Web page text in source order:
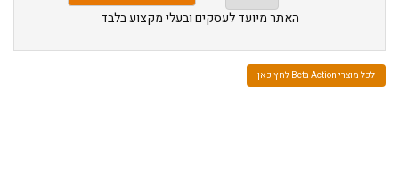
האתר מיועד לעסקים ובעלי מקצוע בלבד
לכל מוצרי Beta Action לחץ כאן